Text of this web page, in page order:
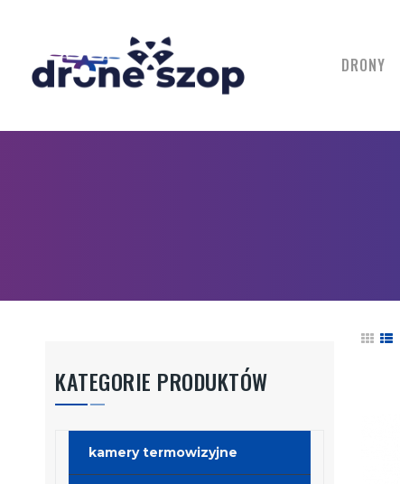
DRONY
KATEGORIE PRODUKTÓW
kamery termowizyjne